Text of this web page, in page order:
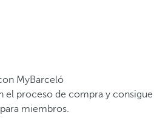
MyBarceló
el proceso de compra y consigue
miembros.